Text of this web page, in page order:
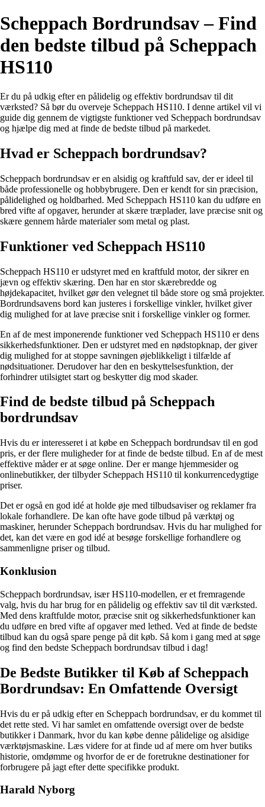
Scheppach Bordrundsav – Find
den bedste tilbud på Scheppach
HS110
Er du på udkig efter en pålidelig og effektiv bordrundsav til dit
værksted? Så bør du overveje Scheppach HS110. I denne artikel vil vi
guide dig gennem de vigtigste funktioner ved Scheppach bordrundsav
og hjælpe dig med at finde de bedste tilbud på markedet.
Hvad er Scheppach bordrundsav?
Scheppach bordrundsav er en alsidig og kraftfuld sav, der er ideel til
både professionelle og hobbybrugere. Den er kendt for sin præcision,
pålidelighed og holdbarhed. Med Scheppach HS110 kan du udføre en
bred vifte af opgaver, herunder at skære træplader, lave præcise snit og
skære gennem hårde materialer som metal og plast.
Funktioner ved Scheppach HS110
Scheppach HS110 er udstyret med en kraftfuld motor, der sikrer en
jævn og effektiv skæring. Den har en stor skærebredde og
højdekapacitet, hvilket gør den velegnet til både store og små projekter.
Bordrundsavens bord kan justeres i forskellige vinkler, hvilket giver
dig mulighed for at lave præcise snit i forskellige vinkler og former.
En af de mest imponerende funktioner ved Scheppach HS110 er dens
sikkerhedsfunktioner. Den er udstyret med en nødstopknap, der giver
dig mulighed for at stoppe savningen øjeblikkeligt i tilfælde af
nødsituationer. Derudover har den en beskyttelsesfunktion, der
forhindrer utilsigtet start og beskytter dig mod skader.
Find de bedste tilbud på Scheppach
bordrundsav
Hvis du er interesseret i at købe en Scheppach bordrundsav til en god
pris, er der flere muligheder for at finde de bedste tilbud. En af de mest
effektive måder er at søge online. Der er mange hjemmesider og
onlinebutikker, der tilbyder Scheppach HS110 til konkurrencedygtige
priser.
Det er også en god idé at holde øje med tilbudsaviser og reklamer fra
lokale forhandlere. De kan ofte have gode tilbud på værktøj og
maskiner, herunder Scheppach bordrundsav. Hvis du har mulighed for
det, kan det være en god idé at besøge forskellige forhandlere og
sammenligne priser og tilbud.
Konklusion
Scheppach bordrundsav, især HS110-modellen, er et fremragende
valg, hvis du har brug for en pålidelig og effektiv sav til dit værksted.
Med dens kraftfulde motor, præcise snit og sikkerhedsfunktioner kan
du udføre en bred vifte af opgaver med lethed. Ved at finde de bedste
tilbud kan du også spare penge på dit køb. Så kom i gang med at søge
og find den bedste Scheppach bordrundsav tilbud i dag!
De Bedste Butikker til Køb af Scheppach
Bordrundsav: En Omfattende Oversigt
Hvis du er på udkig efter en Scheppach bordrundsav, er du kommet til
det rette sted. Vi har samlet en omfattende oversigt over de bedste
butikker i Danmark, hvor du kan købe denne pålidelige og alsidige
værktøjsmaskine. Læs videre for at finde ud af mere om hver butiks
historie, omdømme og hvorfor de er de foretrukne destinationer for
forbrugere på jagt efter dette specifikke produkt.
Harald Nyborg